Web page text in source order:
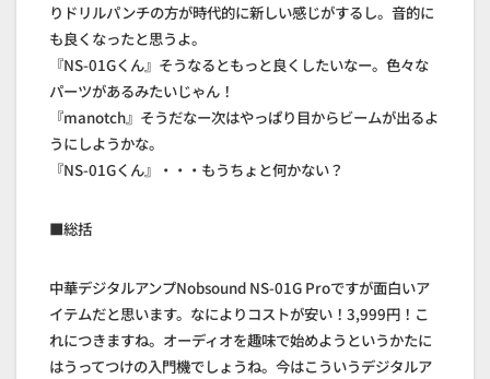
りドリルパンチの方が時代的に新しい感じがするし。音的に
も良くなったと思うよ。
『NS-01Gくん』そうなるともっと良くしたいなー。色々な
パーツがあるみたいじゃん！
『manotch』そうだなー次はやっぱり目からビームが出るよ
うにしようかな。
『NS-01Gくん』・・・もうちょと何かない？
■総括
中華デジタルアンプNobsound NS-01G Proですが面白いア
イテムだと思います。なによりコストが安い！3,999円！こ
れにつきますね。オーディオを趣味で始めようというかたに
はうってつけの入門機でしょうね。今はこういうデジタルア